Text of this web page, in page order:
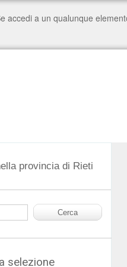
provincia di Rieti
selezione